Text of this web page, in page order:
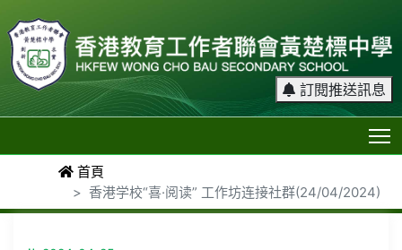
訂閱推送訊息
首頁
香港学校“喜·阅读” 工作坊连接社群(24/04/2024)